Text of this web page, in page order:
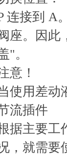
连接到 A
座。因此
"。
意！
使用差动
流插件
据主要工
，就需要